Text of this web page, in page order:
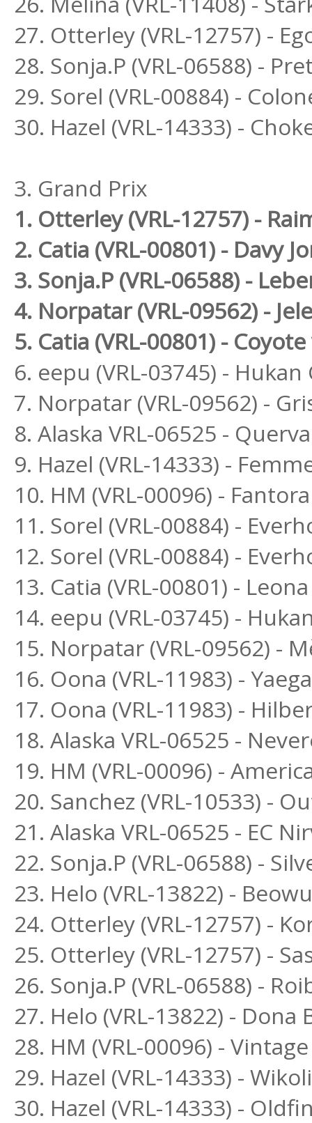
27. Otterley (VRL-12757) -
28. Sonja.P (VRL-06588) -
29. Sorel (VRL-00884) -
30. Hazel (VRL-14333) -
3. Grand Prix
1. Otterley (VRL-12757) -
2. Catia (VRL-00801) - Davy
3. Sonja.P (VRL-06588) -
4. Norpatar (VRL-09562) -
5. Catia (VRL-00801) -
6. eepu (VRL-03745) -
7. Norpatar (VRL-09562) -
8. Alaska VRL-06525 -
9. Hazel (VRL-14333) -
10. HM (VRL-00096) -
11. Sorel (VRL-00884) -
12. Sorel (VRL-00884) -
13. Catia (VRL-00801) -
14. eepu (VRL-03745) -
15. Norpatar (VRL-09562) -
16. Oona (VRL-11983) -
17. Oona (VRL-11983) -
18. Alaska VRL-06525 -
19. HM (VRL-00096) -
20. Sanchez (VRL-10533) -
21. Alaska VRL-06525 - EC
22. Sonja.P (VRL-06588) -
23. Helo (VRL-13822) -
24. Otterley (VRL-12757) -
25. Otterley (VRL-12757) -
26. Sonja.P (VRL-06588) -
27. Helo (VRL-13822) - Dona
28. HM (VRL-00096) -
29. Hazel (VRL-14333) -
30. Hazel (VRL-14333) -